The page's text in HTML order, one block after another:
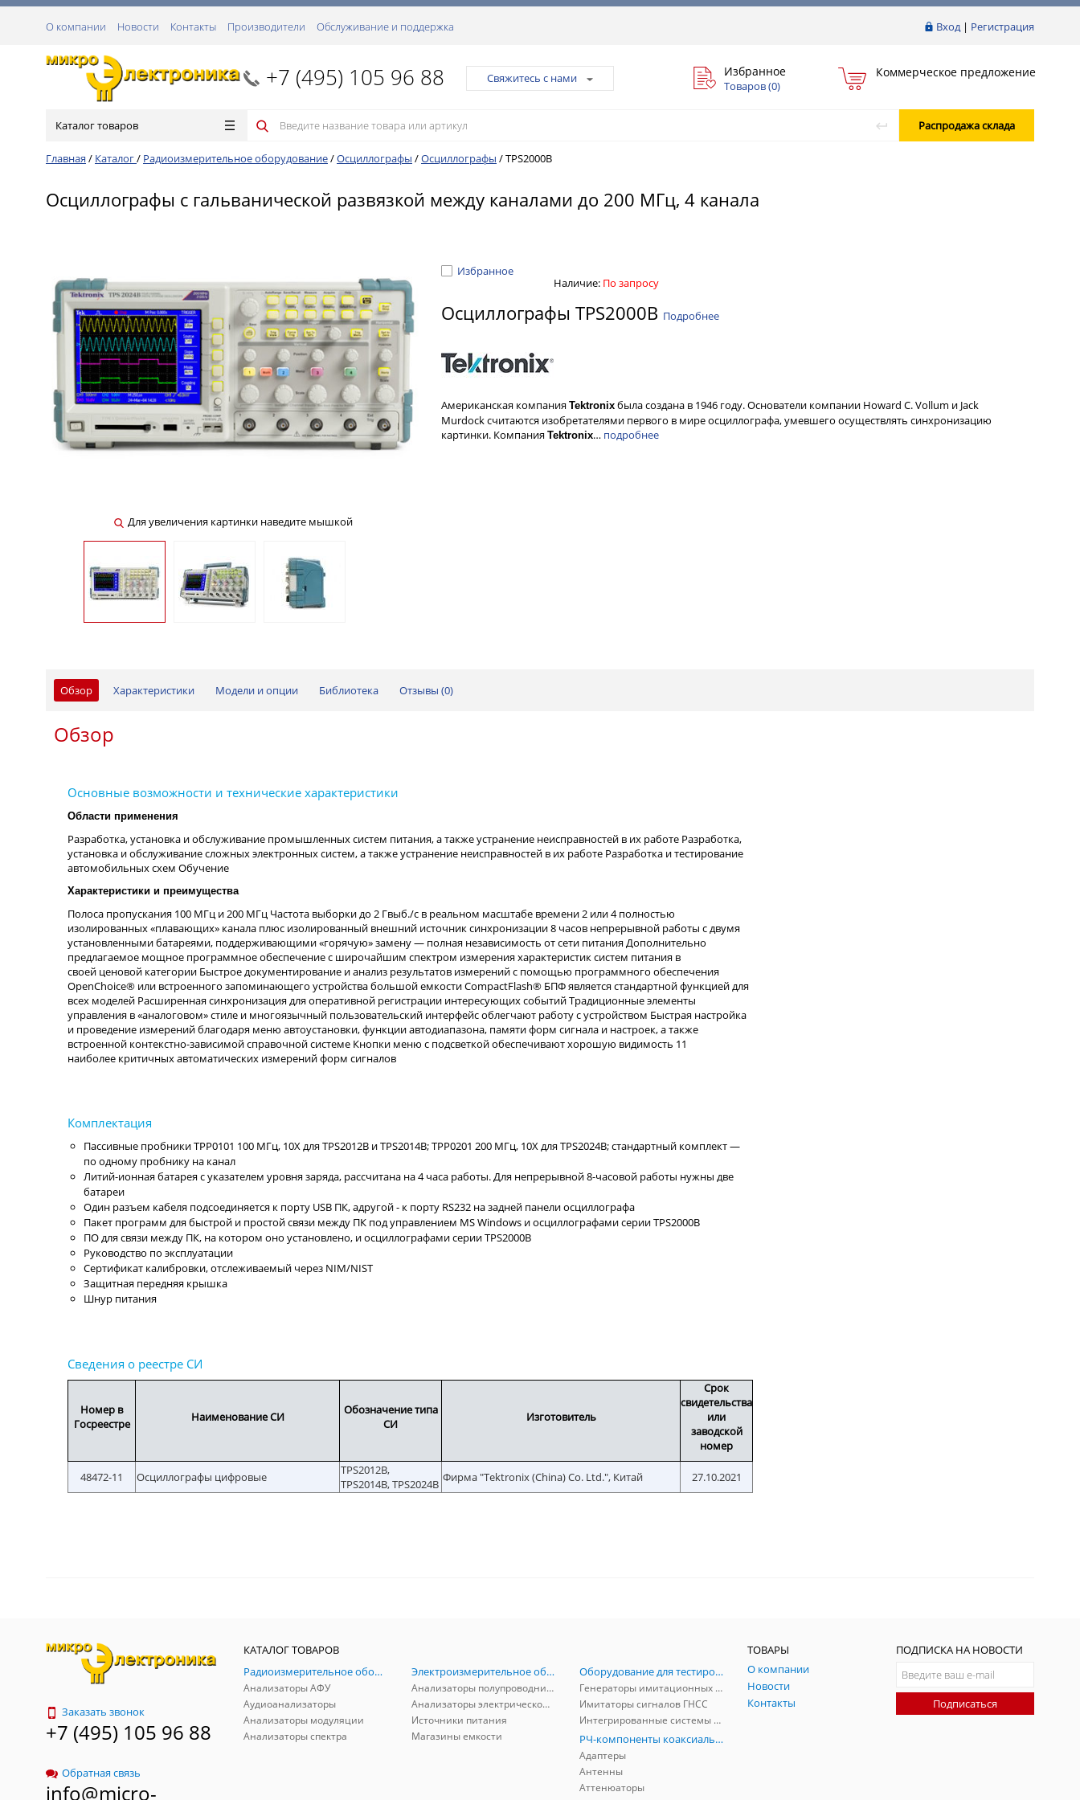
Вход| Регистрация
О компании Новости Контакты Производители Обслуживание и поддержка
+7 (495) 105 96 88 Свяжитесь с нами Избранное
Товаров (0)
Коммерческое предложение
Каталог товаров Распродажа склада
Главная / Каталог/ Радиоизмерительное оборудование/Осциллографы /Осциллографы /TPS2000B
Осциллографы с гальванической развязкой между каналами до 200 МГц, 4 канала
Для увеличения картинки наведите мышкой
Избранное
Наличие: По запросу
Осциллографы TPS2000B Подробнее
Американская компания Tektronix была создана в 1946 году. Основатели компании Howard C. Vollum и Jack
Murdock считаются изобретателями первого в мире осциллографа, умевшего осуществлять синхронизацию
картинки. Компания Tektronix… подробнее
Обзор Характеристики Модели и опции Библиотека Отзывы (0)
Обзор
Области применения
Разработка, установка и обслуживание промышленных систем питания, а также устранение неисправностей в их работе Разработка,
установка и обслуживание сложных электронных систем, а также устранение неисправностей в их работе Разработка и тестирование
автомобильных схем Обучение
Характеристики и преимущества
Полоса пропускания 100 МГц и 200 МГц Частота выборки до 2 Гвыб./с в реальном масштабе времени 2 или 4 полностью
изолированных «плавающих» канала плюс изолированный внешний источник синхронизации 8 часов непрерывной работы с двумя
установленными батареями, поддерживающими «горячую» замену — полная независимость от сети питания Дополнительно
предлагаемое мощное программное обеспечение с широчайшим спектром измерения характеристик систем питания в
своей ценовой категории Быстрое документирование и анализ результатов измерений с помощью программного обеспечения
OpenChoice® или встроенного запоминающего устройства большой емкости CompactFlash® БПФ является стандартной функцией для
всех моделей Расширенная синхронизация для оперативной регистрации интересующих событий Традиционные элементы
управления в «аналоговом» стиле и многоязычный пользовательский интерфейс облегчают работу с устройством Быстрая настройка
и проведение измерений благодаря меню автоустановки, функции автодиапазона, памяти форм сигнала и настроек, а также
встроенной контекстно-зависимой справочной системе Кнопки меню с подсветкой обеспечивают хорошую видимость 11
наиболее критичных автоматических измерений форм сигналов
Пассивные пробники TPP0101 100 МГц, 10X для TPS2012B и TPS2014B; TPP0201 200 МГц, 10X для TPS2024B; стандартный комплект —
по одному пробнику на канал
Литий-ионная батарея с указателем уровня заряда, рассчитана на 4 часа работы. Для непрерывной 8-часовой работы нужны две
батареи
Один разъем кабеля подсоединяется к порту USB ПК, адругой - к порту RS232 на задней панели осциллографа
Пакет программ для быстрой и простой связи между ПК под управлением MS Windows и осциллографами серии TPS2000B
ПО для связи между ПК, на котором оно установлено, и осциллографами серии TPS2000B
Руководство по эксплуатации
Сертификат калибровки, отслеживаемый через NIM/NIST
Защитная передняя крышка
Шнур питания
Номер в
Госреестре
Наименование СИ
Обозначение типа
СИ
Изготовитель
Срок
свидетельства
или
заводской
номер
48472-11 Осциллографы цифровые
TPS2012B,
TPS2014B, TPS2024B Фирма "Tektronix (China) Co. Ltd.", Китай 27.10.2021
Заказать звонок
+7 (495) 105 96 88
Обратная связь
info@micro-
КАТАЛОГ ТОВАРОВ
Радиоизмерительное оборудование
Анализаторы АФУ
Аудиоанализаторы
Анализаторы модуляции
Анализаторы спектра
Электроизмерительное оборудование
Анализаторы полупроводников
Анализаторы электрической мощности
Источники питания
Магазины емкости
Оборудование для тестирования и симуляции ГНСС
Генераторы имитационных и заградительных помех
Имитаторы сигналов ГНСС
Интегрированные системы защиты от ГНСС-помех
РЧ-компоненты коаксиальные
Адаптеры
Антенны
Аттенюаторы
ТОВАРЫ
О компании
Новости
Контакты
ПОДПИСКА НА НОВОСТИ
Подписаться